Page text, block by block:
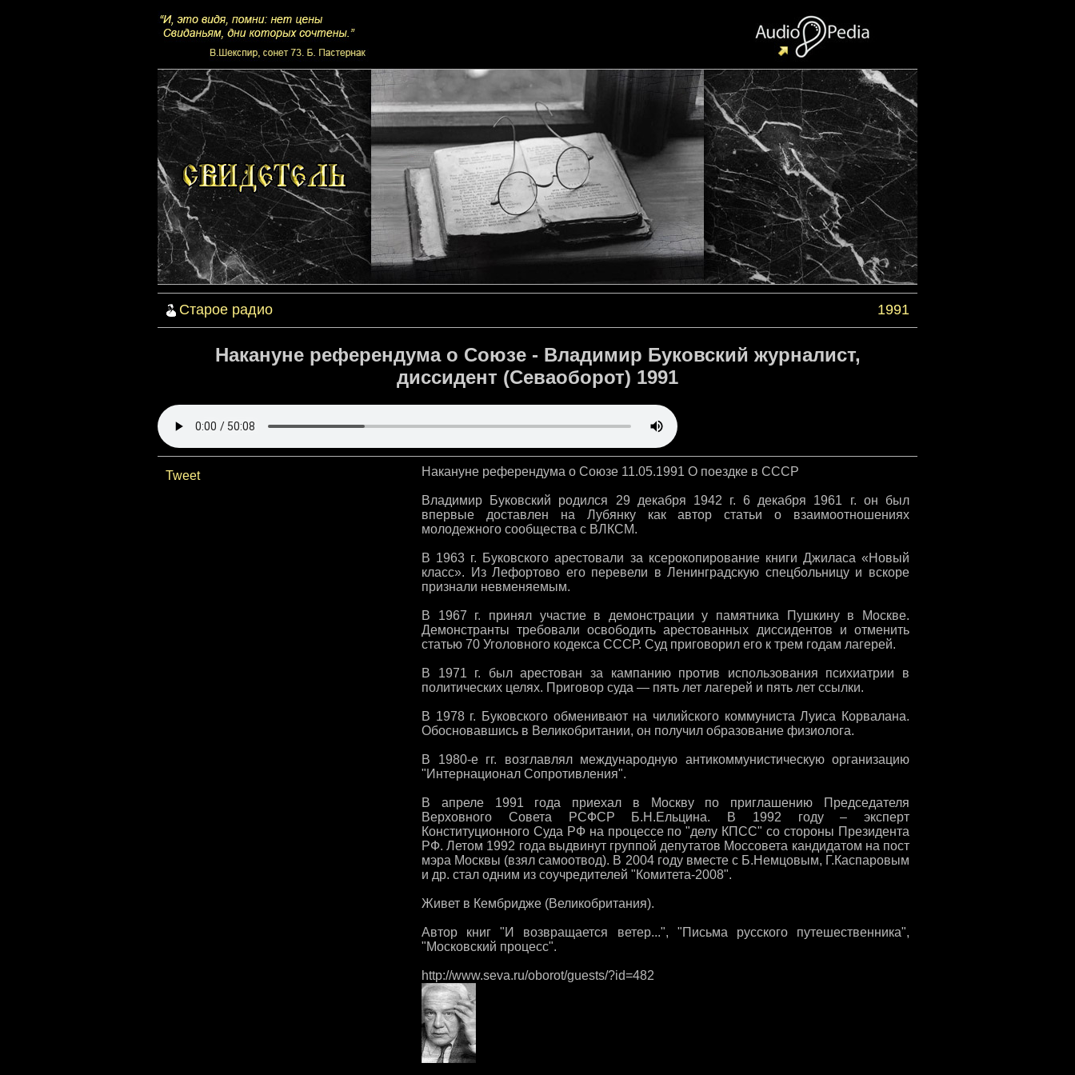
Старое радио 1991
Накануне референдума о Союзе - Владимир Буковский журналист,
диссидент (Севаоборот) 1991
Tweet Накануне референдума о Союзе 11.05.1991 О поездке в СССР
Владимир Буковский родился 29 декабря 1942 г. 6 декабря 1961 г. он был
впервые доставлен на Лубянку как автор статьи о взаимоотношениях
молодежного сообщества с ВЛКСМ.
В 1963 г. Буковского арестовали за ксерокопирование книги Джиласа «Новый
класс». Из Лефортово его перевели в Ленинградскую спецбольницу и вскоре
признали невменяемым.
В 1967 г. принял участие в демонстрации у памятника Пушкину в Москве.
Демонстранты требовали освободить арестованных диссидентов и отменить
статью 70 Уголовного кодекса СССР. Суд приговорил его к трем годам лагерей.
В 1971 г. был арестован за кампанию против использования психиатрии в
политических целях. Приговор суда — пять лет лагерей и пять лет ссылки.
В 1978 г. Буковского обменивают на чилийского коммуниста Луиса Корвалана.
Обосновавшись в Великобритании, он получил образование физиолога.
В 1980-е гг. возглавлял международную антикоммунистическую организацию
"Интернационал Сопротивления".
В апреле 1991 года приехал в Москву по приглашению Председателя
Верховного Совета РСФСР Б.Н.Ельцина. В 1992 году – эксперт
Конституционного Суда РФ на процессе по "делу КПСС" со стороны Президента
РФ. Летом 1992 года выдвинут группой депутатов Моссовета кандидатом на пост
мэра Москвы (взял самоотвод). В 2004 году вместе с Б.Немцовым, Г.Каспаровым
и др. стал одним из соучредителей "Комитета-2008".
Живет в Кембридже (Великобритания).
Автор книг "И возвращается ветер...", "Письма русского путешественника",
"Московский процесс".
http://www.seva.ru/oborot/guests/?id=482